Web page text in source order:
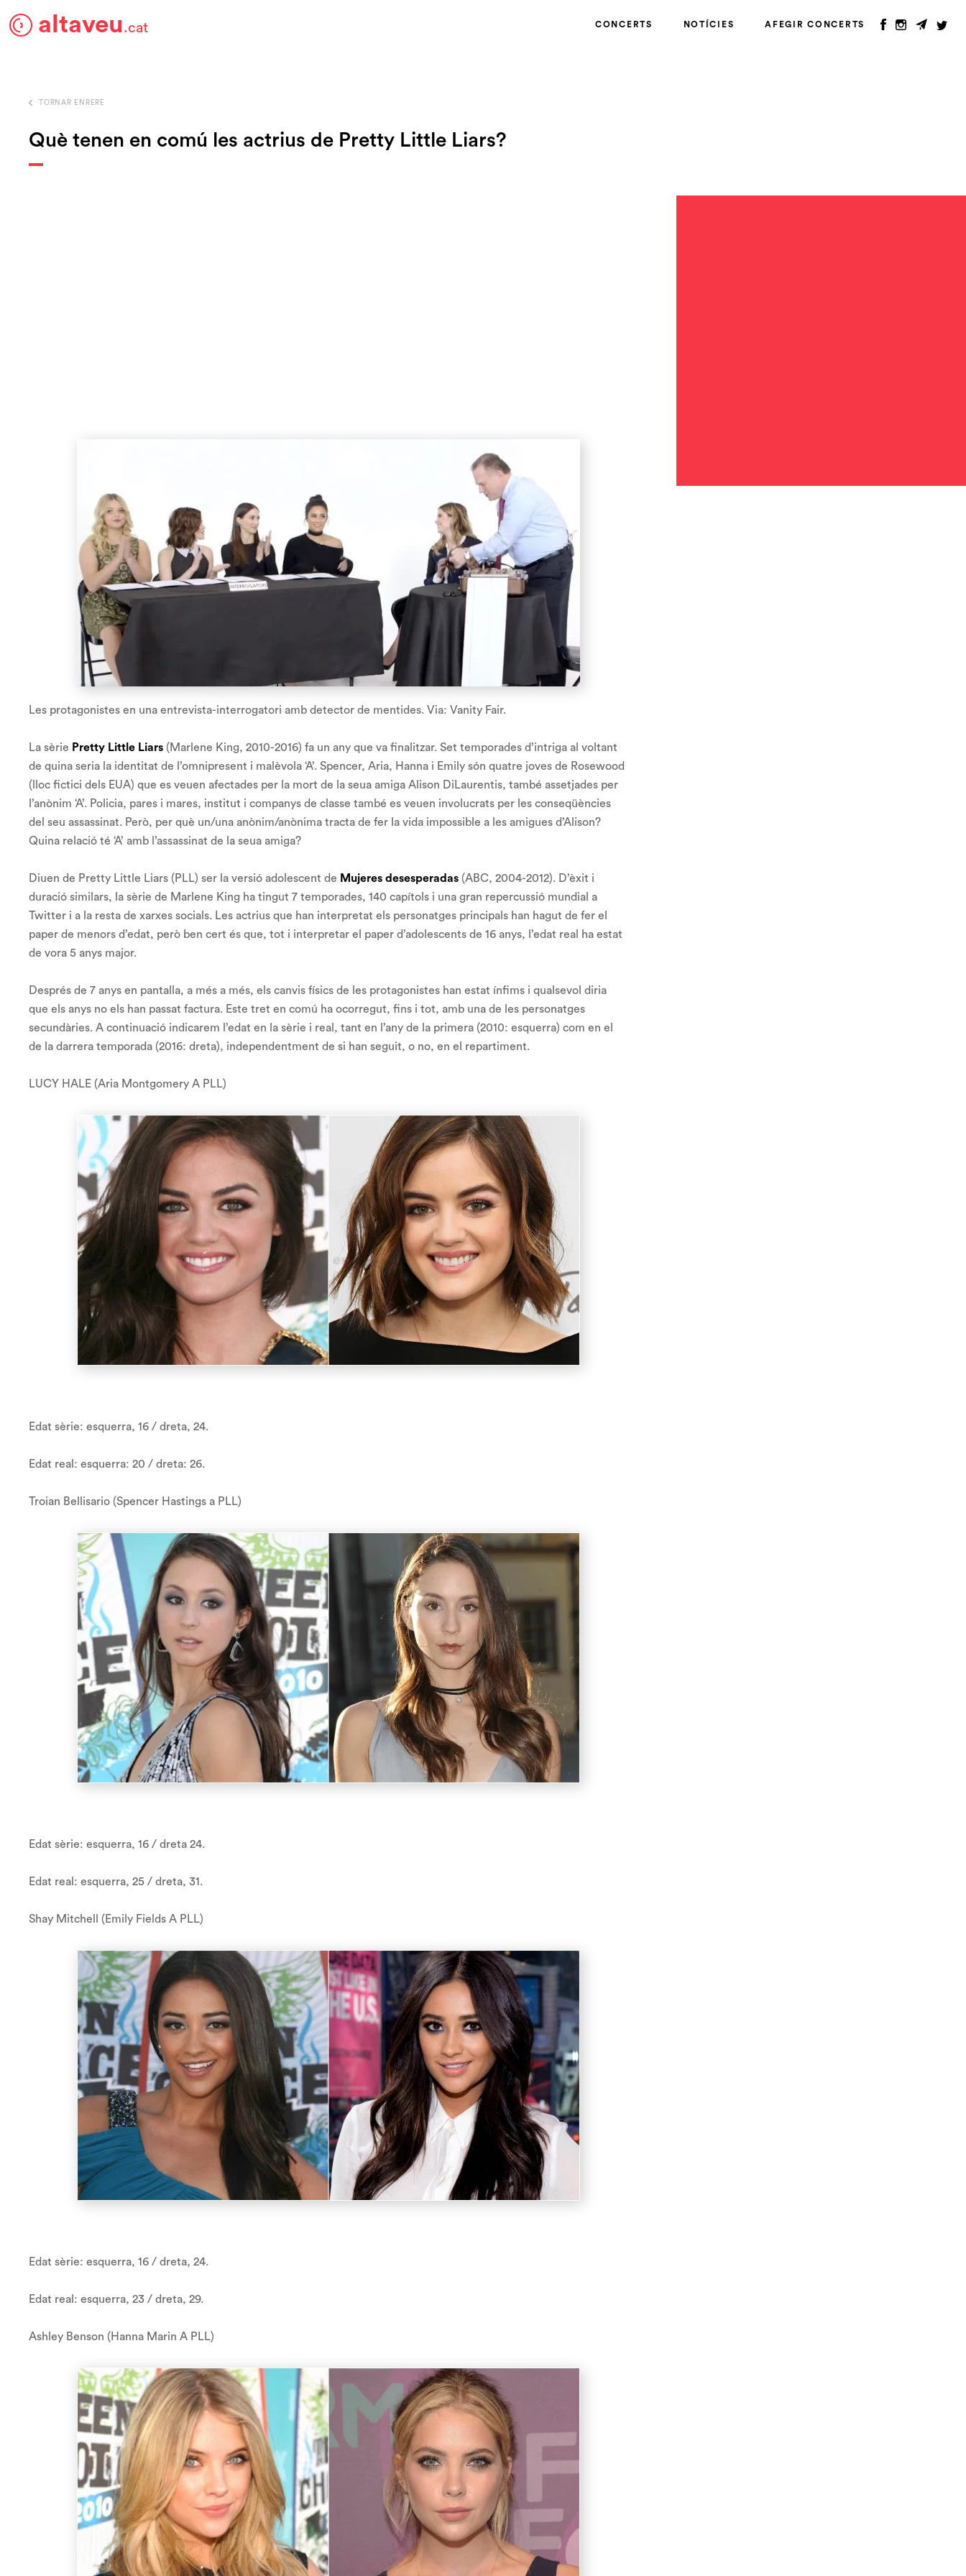
altaveu.cat CONCERTS NOTÍCIES AFEGIR CONCERTS
TORNAR ENRERE
Què tenen en comú les actrius de Pretty Little Liars?
Les protagonistes en una entrevista-interrogatori amb detector de mentides. Via: Vanity Fair.
La sèrie Pretty Little Liars (Marlene King, 2010-2016) fa un any que va finalitzar. Set temporades d’intriga al voltant
de quina seria la identitat de l’omnipresent i malèvola ‘A’. Spencer, Aria, Hanna i Emily són quatre joves de Rosewood
(lloc fictici dels EUA) que es veuen afectades per la mort de la seua amiga Alison DiLaurentis, també assetjades per
l’anònim ‘A’. Policia, pares i mares, institut i companys de classe també es veuen involucrats per les conseqüències
del seu assassinat. Però, per què un/una anònim/anònima tracta de fer la vida impossible a les amigues d’Alison?
Quina relació té ‘A’ amb l’assassinat de la seua amiga?
Diuen de Pretty Little Liars (PLL) ser la versió adolescent de Mujeres desesperadas (ABC, 2004-2012). D’èxit i
duració similars, la sèrie de Marlene King ha tingut 7 temporades, 140 capítols i una gran repercussió mundial a
Twitter i a la resta de xarxes socials. Les actrius que han interpretat els personatges principals han hagut de fer el
paper de menors d’edat, però ben cert és que, tot i interpretar el paper d’adolescents de 16 anys, l’edat real ha estat
de vora 5 anys major.
Després de 7 anys en pantalla, a més a més, els canvis físics de les protagonistes han estat ínfims i qualsevol diria
que els anys no els han passat factura. Este tret en comú ha ocorregut, fins i tot, amb una de les personatges
secundàries. A continuació indicarem l’edat en la sèrie i real, tant en l’any de la primera (2010: esquerra) com en el
de la darrera temporada (2016: dreta), independentment de si han seguit, o no, en el repartiment.
LUCY HALE (Aria Montgomery A PLL)
Edat sèrie: esquerra, 16 / dreta, 24.
Edat real: esquerra: 20 / dreta: 26.
Troian Bellisario (Spencer Hastings a PLL)
Edat sèrie: esquerra, 16 / dreta 24.
Edat real: esquerra, 25 / dreta, 31.
Shay Mitchell (Emily Fields A PLL)
Edat sèrie: esquerra, 16 / dreta, 24.
Edat real: esquerra, 23 / dreta, 29.
Ashley Benson (Hanna Marin A PLL)